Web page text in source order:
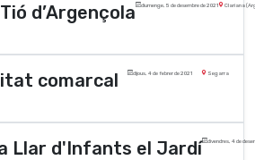
d’Argençola diumenge, 5 de desembre de 2021 Clariana
comarcal dijous, 4 de febrer de 2021 Segarra
Llar d'Infants el Jardí divendres, 4 de